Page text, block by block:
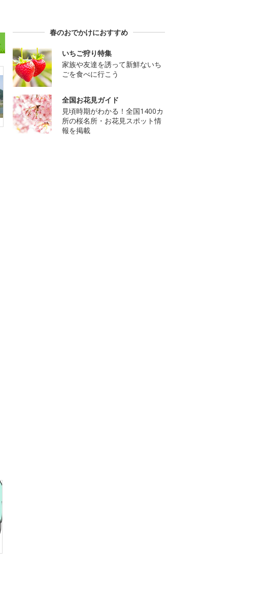
春のおでかけにおすすめ
いちご狩り特集
家族や友達を誘って新鮮ないち
ごを食べに行こう
全国お花見ガイド
見頃時期がわかる！全国1400カ
所の桜名所・お花見スポット情
報を掲載